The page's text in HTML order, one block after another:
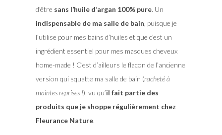
d’être sans l’huile d’argan 100% pure. Un
indispensable de ma salle de bain , puisque je
l’utilise pour mes bains d’huiles et que c’est un
ingrédient essentiel pour mes masques cheveux
home-made ! C’est d’ailleurs le flacon de l’ancienne
version qui squatte ma salle de bain (racheté à
maintes reprises !), vu qu’il fait partie des
produits que je shoppe régulièrement chez
Fleurance Nature.